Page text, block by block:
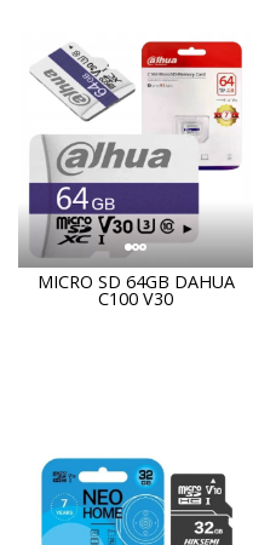
MICRO SD 64GB DAHUA
C100 V30